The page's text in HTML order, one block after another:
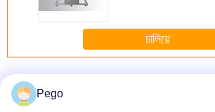
চালিয়ে
มากกว่า อุปกรณ์ทดสอบความปลอดภัยทา
Pego